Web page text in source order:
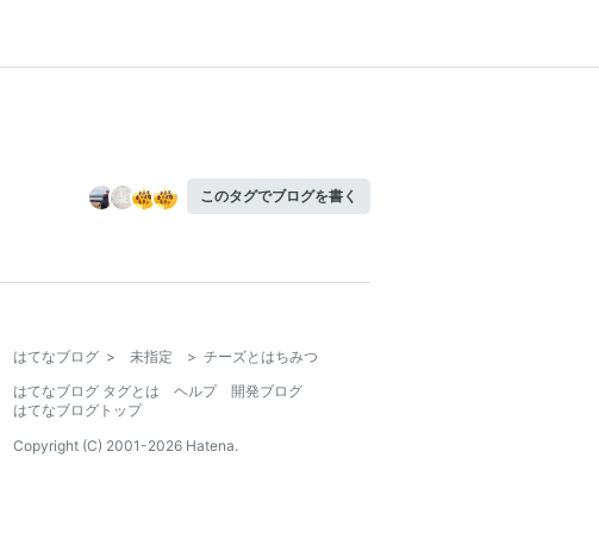
このタグでブログを書く
はてなブログ > 未指定 > チーズとはちみつ
はてなブログ タグとは
ヘルプ
開発ブログ
はてなブログトップ
Copyright (C) 2001-2026 Hatena.